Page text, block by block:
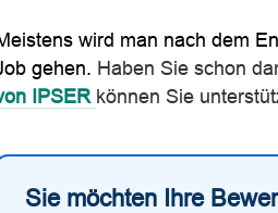
wird man nach dem
gehen. Haben Sie schon
IPSER können Sie
Sie möchten Ihre